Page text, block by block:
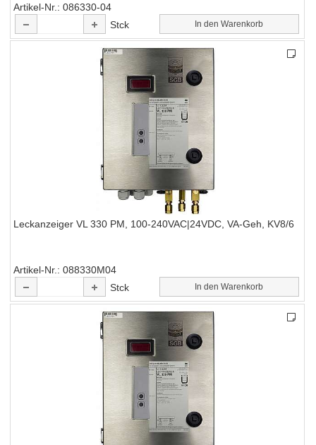
Artikel-Nr.
086330-04
Stck
In den Warenkorb
Leckanzeiger VL 330 PM, 100-240VAC|24VDC, VA-Geh, KV8/6
Artikel-Nr. 088330M04
Stck
In den Warenkorb